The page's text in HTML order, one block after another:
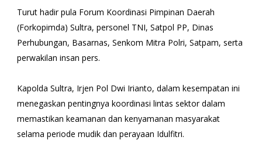
Turut hadir pula Forum Koordinasi Pimpinan Daerah
(Forkopimda) Sultra, personel TNI, Satpol PP, Dinas
Perhubungan, Basarnas, Senkom Mitra Polri, Satpam, serta
perwakilan insan pers.
Kapolda Sultra, Irjen Pol Dwi Irianto, dalam kesempatan ini
menegaskan pentingnya koordinasi lintas sektor dalam
memastikan keamanan dan kenyamanan masyarakat
selama periode mudik dan perayaan Idulfitri.